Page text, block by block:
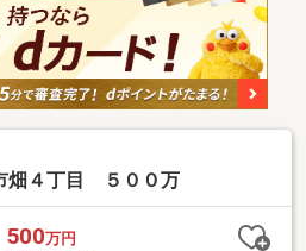
畑４丁目 ５００万
500万円